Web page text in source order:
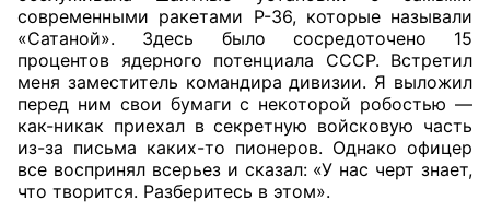
современными ракетами Р-36, которые называли
«Сатаной». Здесь было сосредоточено 15
процентов ядерного потенциала СССР. Встретил
меня заместитель командира дивизии. Я выложил
перед ним свои бумаги с некоторой робостью —
как-никак приехал в секретную войсковую часть
из-за письма каких-то пионеров. Однако офицер
все воспринял всерьез и сказал: «У нас черт знает,
что творится. Разберитесь в этом».